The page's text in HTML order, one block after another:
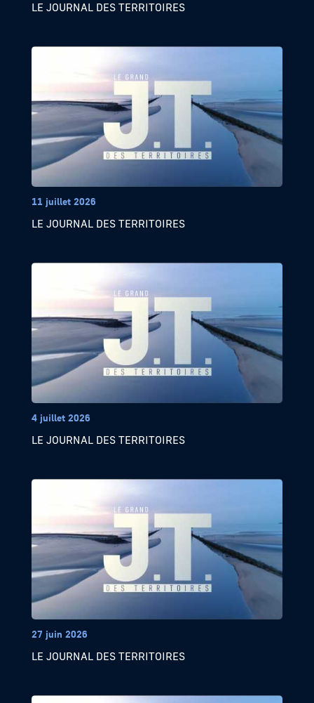
LE JOURNAL DES TERRITOIRES
11 juillet 2026
LE JOURNAL DES TERRITOIRES
4 juillet 2026
LE JOURNAL DES TERRITOIRES
27 juin 2026
LE JOURNAL DES TERRITOIRES